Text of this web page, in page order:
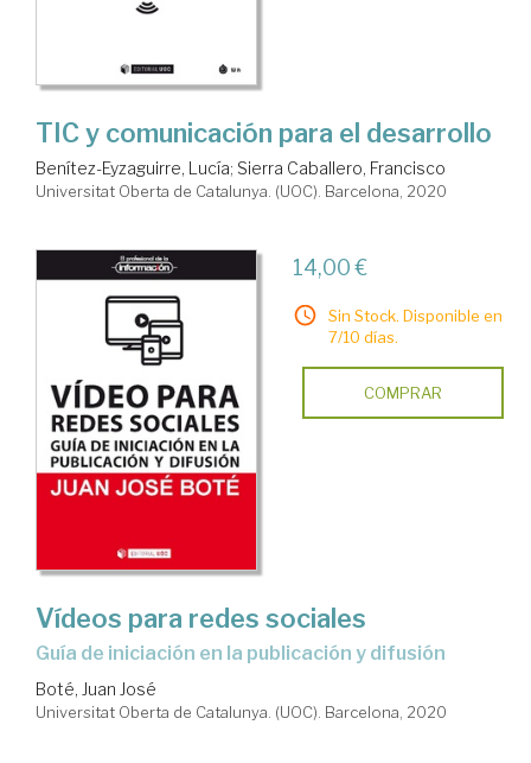
TIC y comunicación para el desarrollo
Benítez-Eyzaguirre, Lucía; Sierra Caballero, Francisco
Universitat Oberta de Catalunya. (UOC). Barcelona, 2020
14,00 €
Sin Stock. Disponible en
7/10 días.
COMPRAR
Vídeos para redes sociales
Guía de iniciación en la publicación y difusión
Boté, Juan José
Universitat Oberta de Catalunya. (UOC). Barcelona, 2020